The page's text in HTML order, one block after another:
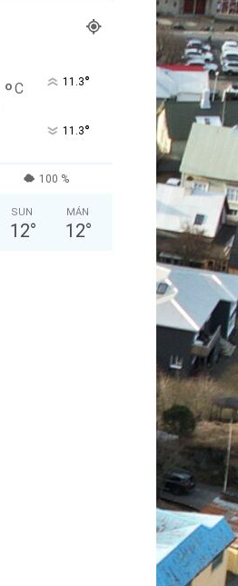
°C 11.3°
11.3°
100 %
SUN
12°
MÁN
12°